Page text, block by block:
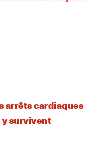
arrêts cardiaques
y survivent